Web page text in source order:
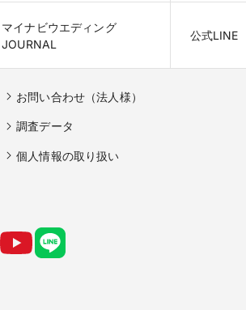
マイナビウエディング
JOURNAL
公式LINE
お問い合わせ（法人様）
調査データ
個人情報の取り扱い